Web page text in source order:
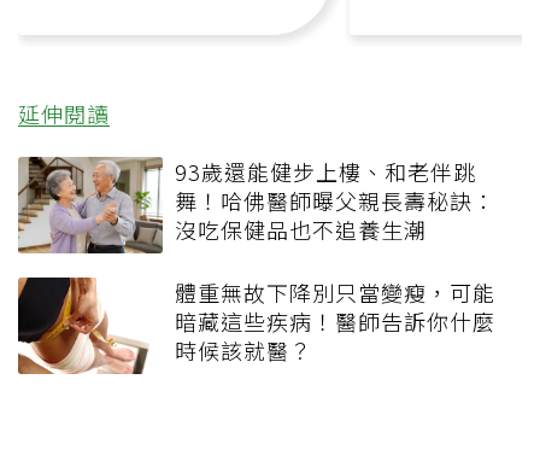
延伸閱讀
93歲還能健步上樓、和老伴跳
舞！哈佛醫師曝父親長壽秘訣：
沒吃保健品也不追養生潮
體重無故下降別只當變瘦，可能
暗藏這些疾病！醫師告訴你什麼
時候該就醫？